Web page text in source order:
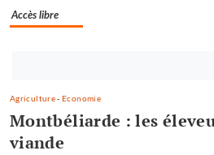
Accès libre
vous
maintenant
Agriculture-Economie
Montbéliarde : les
viande